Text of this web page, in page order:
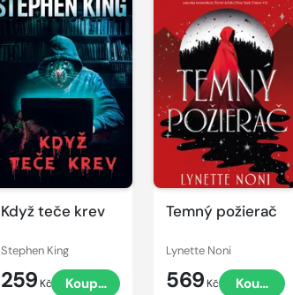
Když teče krev
Stephen King
259 Kč Koupit
Temný požierač
Lynette Noni
569 Kč Koupit